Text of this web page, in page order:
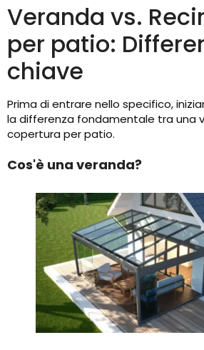
Veranda vs.
per patio:
chiave
Prima di entrare nello specifico,
la differenza fondamentale tra una
copertura per patio.
Cos'è una veranda?